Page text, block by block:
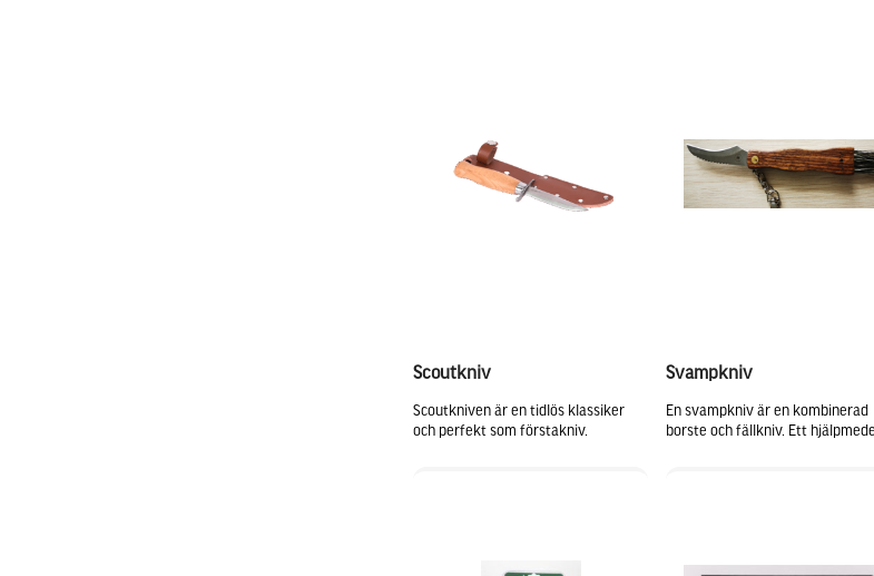
Scoutkniv
Scoutkniven är en tidlös klassiker
och perfekt som förstakniv.
Svampkniv
En svampkniv är en kombinerad
borste och fällkniv. Ett